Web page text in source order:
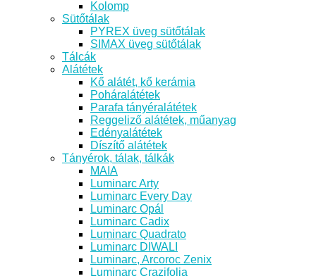
Kolomp
Sütőtálak
PYREX üveg sütőtálak
SIMAX üveg sütőtálak
Tálcák
Alátétek
Kő alátét, kő kerámia
Poháralátétek
Parafa tányéralátétek
Reggeliző alátétek, műanyag
Edényalátétek
Díszítő alátétek
Tányérok, tálak, tálkák
MAIA
Luminarc Arty
Luminarc Every Day
Luminarc Opál
Luminarc Cadix
Luminarc Quadrato
Luminarc DIWALI
Luminarc, Arcoroc Zenix
Luminarc Crazifolia